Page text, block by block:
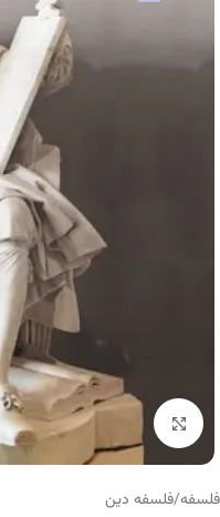
برای بزرگنمایی کلیک کنید
فلسفه/فلسفه دین